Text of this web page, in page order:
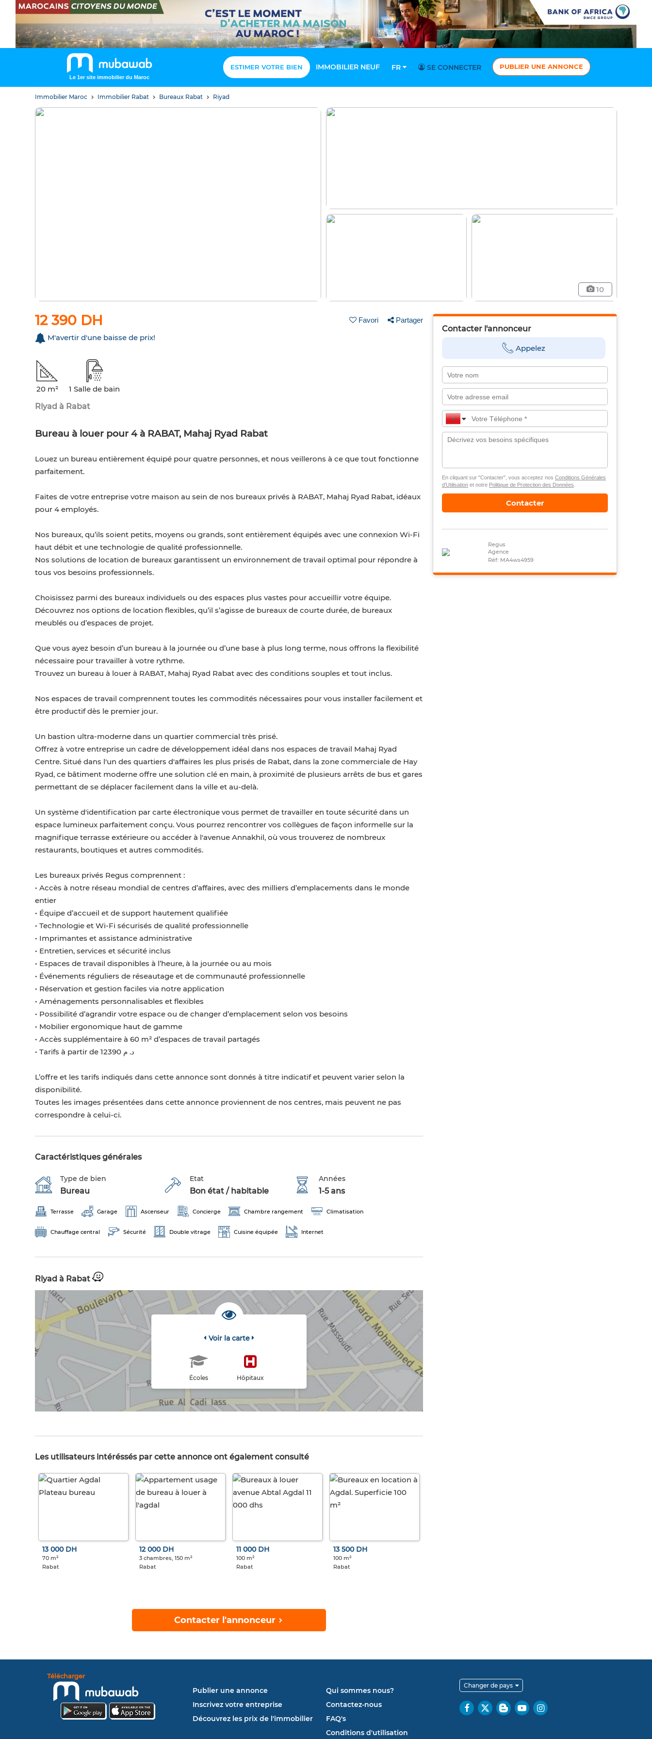
Le 1er site immobilier du Maroc
ESTIMER VOTRE BIEN IMMOBILIER NEUF FR SE CONNECTER PUBLIER UNE ANNONCE
Immobilier Maroc Immobilier Rabat Bureaux Rabat Riyad
10
12 390 DH Favori Partager
M'avertir d'une baisse de prix!
20 m²
1 Salle de bain
Riyad à Rabat
Bureau à louer pour 4 à RABAT, Mahaj Ryad Rabat
Louez un bureau entièrement équipé pour quatre personnes, et nous veillerons à ce que tout fonctionne
parfaitement.
Faites de votre entreprise votre maison au sein de nos bureaux privés à RABAT, Mahaj Ryad Rabat, idéaux
pour 4 employés.
Nos bureaux, qu’ils soient petits, moyens ou grands, sont entièrement équipés avec une connexion Wi-Fi
haut débit et une technologie de qualité professionnelle.
Nos solutions de location de bureaux garantissent un environnement de travail optimal pour répondre à
tous vos besoins professionnels.
Choisissez parmi des bureaux individuels ou des espaces plus vastes pour accueillir votre équipe.
Découvrez nos options de location flexibles, qu’il s’agisse de bureaux de courte durée, de bureaux
meublés ou d’espaces de projet.
Que vous ayez besoin d’un bureau à la journée ou d’une base à plus long terme, nous offrons la flexibilité
nécessaire pour travailler à votre rythme.
Trouvez un bureau à louer à RABAT, Mahaj Ryad Rabat avec des conditions souples et tout inclus.
Nos espaces de travail comprennent toutes les commodités nécessaires pour vous installer facilement et
être productif dès le premier jour.
Un bastion ultra-moderne dans un quartier commercial très prisé.
Offrez à votre entreprise un cadre de développement idéal dans nos espaces de travail Mahaj Ryad
Centre. Situé dans l'un des quartiers d'affaires les plus prisés de Rabat, dans la zone commerciale de Hay
Ryad, ce bâtiment moderne offre une solution clé en main, à proximité de plusieurs arrêts de bus et gares
permettant de se déplacer facilement dans la ville et au-delà.
Un système d'identification par carte électronique vous permet de travailler en toute sécurité dans un
espace lumineux parfaitement conçu. Vous pourrez rencontrer vos collègues de façon informelle sur la
magnifique terrasse extérieure ou accéder à l'avenue Annakhil, où vous trouverez de nombreux
restaurants, boutiques et autres commodités.
Les bureaux privés Regus comprennent :
• Accès à notre réseau mondial de centres d’affaires, avec des milliers d’emplacements dans le monde
entier
• Équipe d’accueil et de support hautement qualifiée
• Technologie et Wi-Fi sécurisés de qualité professionnelle
• Imprimantes et assistance administrative
• Entretien, services et sécurité inclus
• Espaces de travail disponibles à l’heure, à la journée ou au mois
• Événements réguliers de réseautage et de communauté professionnelle
• Réservation et gestion faciles via notre application
• Aménagements personnalisables et flexibles
• Possibilité d’agrandir votre espace ou de changer d’emplacement selon vos besoins
• Mobilier ergonomique haut de gamme
• Accès supplémentaire à 60 m² d’espaces de travail partagés
• Tarifs à partir de 12390 د. م
L’offre et les tarifs indiqués dans cette annonce sont donnés à titre indicatif et peuvent varier selon la
disponibilité.
Toutes les images présentées dans cette annonce proviennent de nos centres, mais peuvent ne pas
correspondre à celui-ci.
Caractéristiques générales
Type de bien
Bureau
Etat
Bon état / habitable
Années
1-5 ans
Terrasse Garage Ascenseur Concierge Chambre rangement Climatisation
Chauffage central Sécurité Double vitrage Cuisine équipée Internet
Riyad à Rabat
Voir la carte
Écoles Hôpitaux
Les utilisateurs intéréssés par cette annonce ont également consulté
13 000 DH
70 m²
Rabat
12 000 DH
3 chambres, 150 m²
Rabat
11 000 DH
100 m²
Rabat
13 500 DH
100 m²
Rabat
Contacter l'annonceur
Contacter l'annonceur
Appelez
En cliquant sur "Contacter", vous acceptez nos Conditions Générales
d’Utilisationet notre Politique de Protection des Données
Contacter
Regus
Agence
Réf: MA4ws4959
Télécharger
Publier une annonce
Inscrivez votre entreprise
Découvrez les prix de l'immobilier
Qui sommes nous?
Contactez-nous
FAQ's
Conditions d'utilisation
Changer de pays